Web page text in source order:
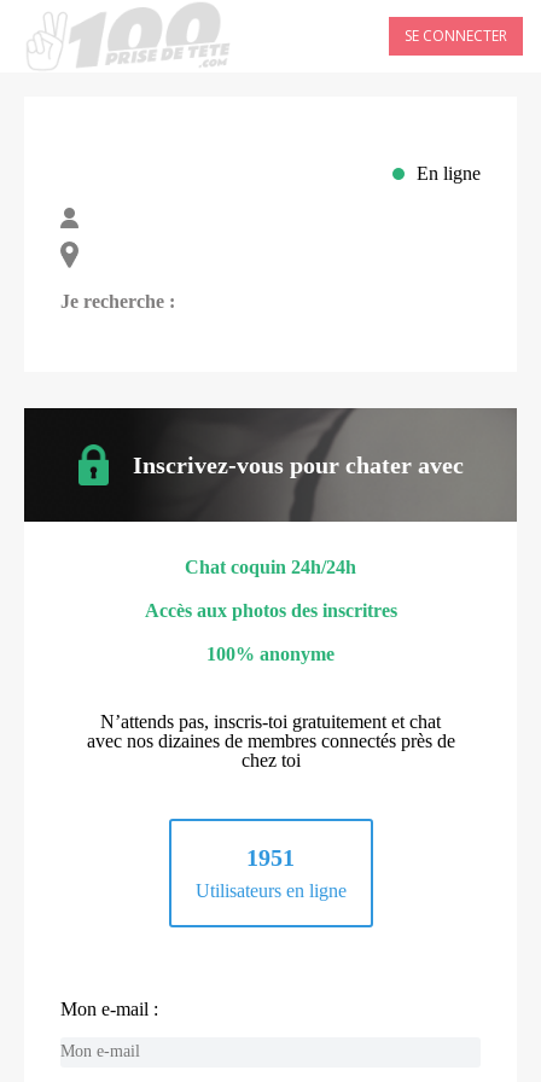
SE CONNECTER
En ligne
Je recherche :
Inscrivez-vous pour chater avec
Chat coquin 24h/24h
Accès aux photos des inscritres
100% anonyme
N’attends pas, inscris-toi gratuitement et chat
avec nos dizaines de membres connectés près de
chez toi
1951
Utilisateurs en ligne
Mon e-mail :